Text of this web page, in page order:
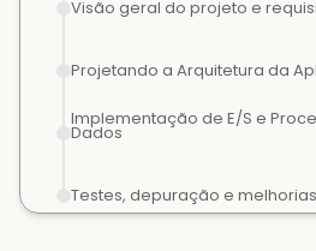
Visão geral do projeto e
Projetando a Arquitetura da
Implementação de E/S e
Dados
Testes, depuração e melhorias